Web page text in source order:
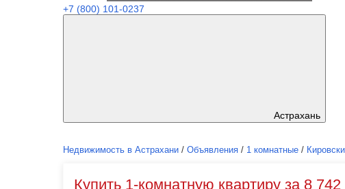
+7 (800) 101-0237
Астрахань
Недвижимость в Астрахани / Объявления / 1 комнатные /
Купить 1-комнатную квартиру за 8